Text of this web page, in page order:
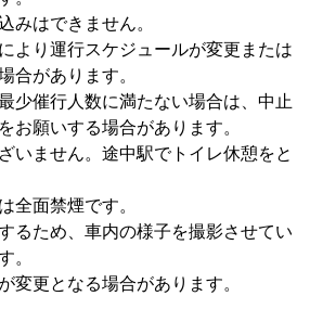
みはできません。
より運行スケジュールが変更または
合があります。
少催行人数に満たない場合は、中止
お願いする場合があります。
いません。途中駅でトイレ休憩をと
全面禁煙です。
るため、車内の様子を撮影させてい
。
変更となる場合があります。